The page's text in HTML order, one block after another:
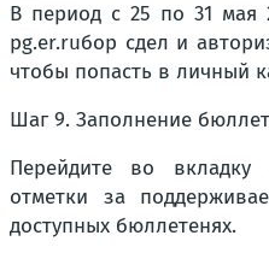
В период с 25 по 31 мая
pg.er.ruбор сдел и
чтобы попасть в личный
Шаг 9. Заполнение
Перейдите во вкладку
отметки за
доступных бюллетенях.